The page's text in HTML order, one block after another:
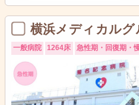
横浜メディカルグ
一般病院 1264床 急性期・回復期・